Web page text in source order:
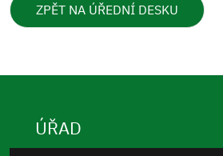
ZPĚT NA ÚŘEDNÍ DESKU
ÚŘAD